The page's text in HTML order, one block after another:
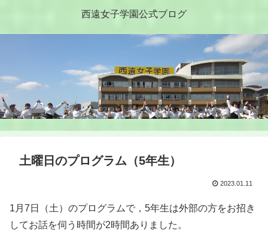
西遠女子学園公式ブログ
土曜日のプログラム（5年生）
2023.01.11
1月7日（土）のプログラムで，5年生は外部の方をお招き
してお話を伺う時間が2時間ありました。